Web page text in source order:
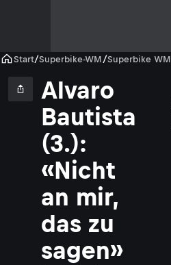
Start/Superbike-WM /Superbike WM
Alvaro
Bautista
(3.):
«Nicht
an mir,
das zu
sagen»